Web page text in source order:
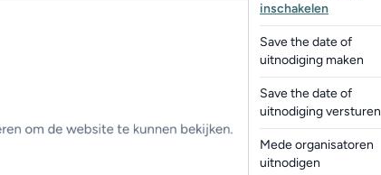
inschakelen
Save the date of
uitnodiging maken
Save the date of
uitnodiging versturen
Mede organisatoren
uitnodigen